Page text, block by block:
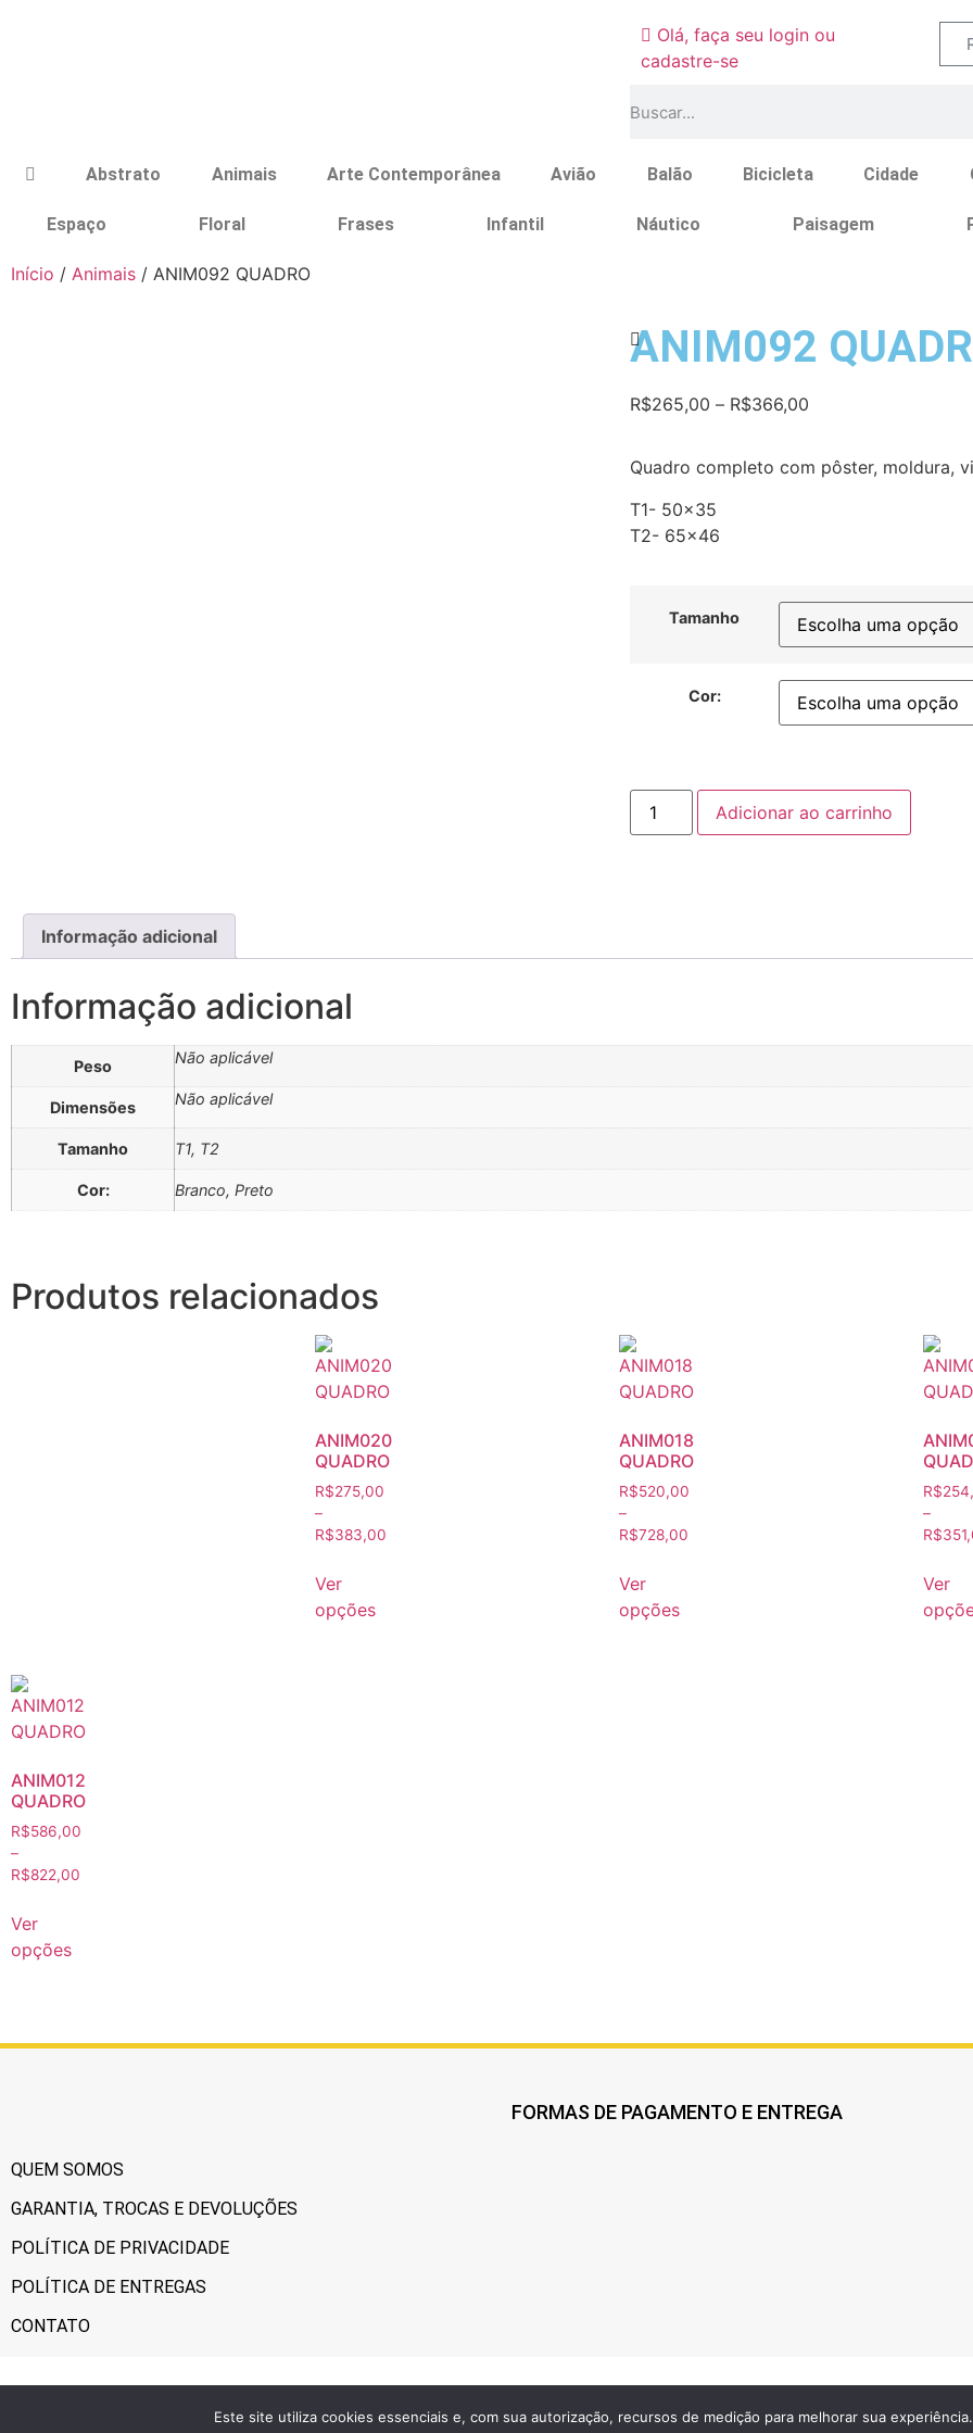
Olá, faça seu login ou
cadastre-se
Abstrato Animais Arte Contemporânea Avião Balão Bicicleta Cidade
Espaço Floral Frases Infantil Náutico Paisagem
Início / Animais / ANIM092 QUADRO
ANIM092
R$265,00 – R$366,00
Quadro completo com pôster, moldura,
T1- 50×35
T2- 65×46
Tamanho
Cor:
Adicionar ao carrinho
Informação adicional
Informação adicional
Peso Não aplicável
Dimensões Não aplicável
Tamanho T1, T2
Cor: Branco, Preto
Produtos relacionados
ANIM020
QUADRO
R$275,00
–
R$383,00
Ver
opções
ANIM018
QUADRO
R$520,00
–
R$728,00
Ver
opções
R$
–
R$
Ver
ANIM012
QUADRO
R$586,00
–
R$822,00
Ver
opções
QUEM SOMOS
GARANTIA, TROCAS E DEVOLUÇÕES
POLÍTICA DE PRIVACIDADE
POLÍTICA DE ENTREGAS
CONTATO
FORMAS DE PAGAMENTO E ENTREGA
Este site utiliza cookies essenciais e, com sua autorização, recursos de medição para melhorar sua experiência.